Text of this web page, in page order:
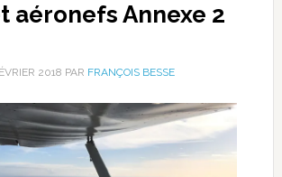
aéronefs Annexe 2
2018 PAR FRANÇOIS BESSE